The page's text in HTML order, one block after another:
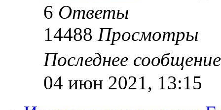
6 Ответы
14488 Просмотры
Последнее
04 июн 2021, 13:15